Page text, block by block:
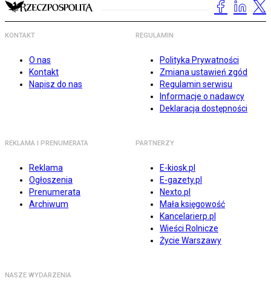
KONTAKT
O nas
Kontakt
Napisz do nas
REGULAMIN
Polityka Prywatności
Zmiana ustawień zgód
Regulamin serwisu
Informacje o nadawcy
Deklaracja dostępności
REKLAMA I PRENUMERATA
Reklama
Ogłoszenia
Prenumerata
Archiwum
PARTNERZY
E-kiosk.pl
E-gazety.pl
Nexto.pl
Mała księgowość
Kancelarierp.pl
Wieści Rolnicze
Życie Warszawy
NASZE WYDARZENIA